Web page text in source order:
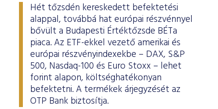
Hét tőzsdén kereskedett befektetési
alappal, továbbá hat európai részvénnyel
bővült a Budapesti Értéktőzsde BÉTa
piaca. Az ETF-ekkel vezető amerikai és
európai részvényindexekbe – DAX, S&P
500, Nasdaq-100 és Euro Stoxx – lehet
forint alapon, költséghatékonyan
befektetni. A termékek árjegyzését az
OTP Bank biztosítja.